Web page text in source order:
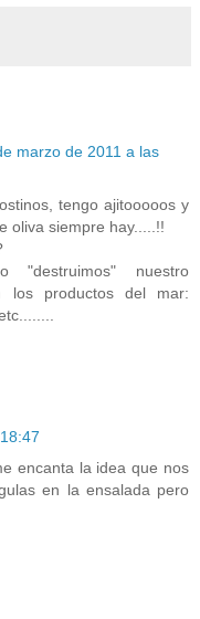
marzo de 2011 a las
tengo ajitooooos y
oliva siempre hay.....!!
nuestro
los productos del mar:
encanta la idea que nos
en la ensalada pero